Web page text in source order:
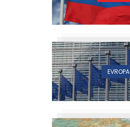
EVROPA